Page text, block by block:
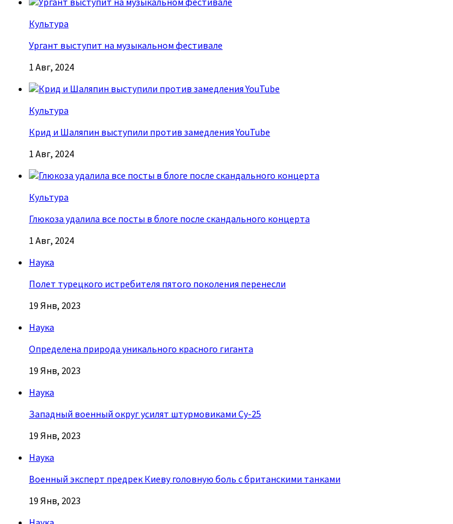
Культура
Ургант выступит на музыкальном фестивале
1 Авг, 2024
Культура
Крид и Шаляпин выступили против замедления YouTube
1 Авг, 2024
Культура
Глюкоза удалила все посты в блоге после скандального концерта
1 Авг, 2024
Наука
Полет турецкого истребителя пятого поколения перенесли
19 Янв, 2023
Наука
Определена природа уникального красного гиганта
19 Янв, 2023
Наука
Западный военный округ усилят штурмовиками Су-25
19 Янв, 2023
Наука
Военный эксперт предрек Киеву головную боль с британскими танками
19 Янв, 2023